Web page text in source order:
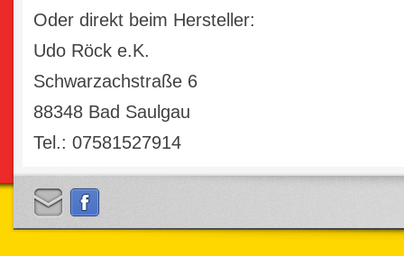
Oder direkt beim Hersteller:
Udo Röck e.K.
Schwarzachstraße 6
88348 Bad Saulgau
Tel.: 07581527914